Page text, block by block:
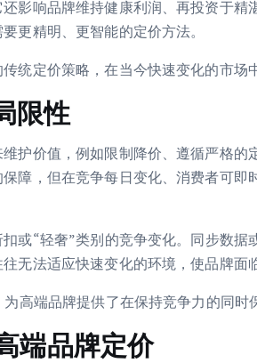
影响品牌维持健康利润、再投资于
更精明、更智能的定价方法。
统定价策略，在当今快速变化的市场
限性
护价值，例如限制降价、遵循严格的
障，但在竞争每日变化、消费者可
或“轻奢”类别的竞争变化。同步数
无法适应快速变化的环境，使品牌面
高端品牌提供了在保持竞争力的同时
端品牌定价